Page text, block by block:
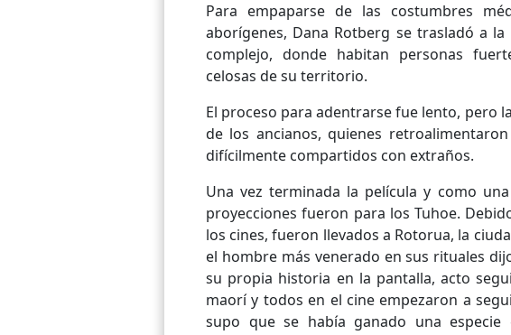
Para empaparse de las costumbres
aborígenes, Dana Rotberg se trasladó a
complejo, donde habitan personas
celosas de su territorio.
El proceso para adentrarse fue lento, pero
de los ancianos, quienes
difícilmente compartidos con extraños.
Una vez terminada la película y como
proyecciones fueron para los Tuhoe.
los cines, fueron llevados a Rotorua, la
el hombre más venerado en sus rituales
su propia historia en la pantalla, acto
maorí y todos en el cine empezaron a
supo que se había ganado una